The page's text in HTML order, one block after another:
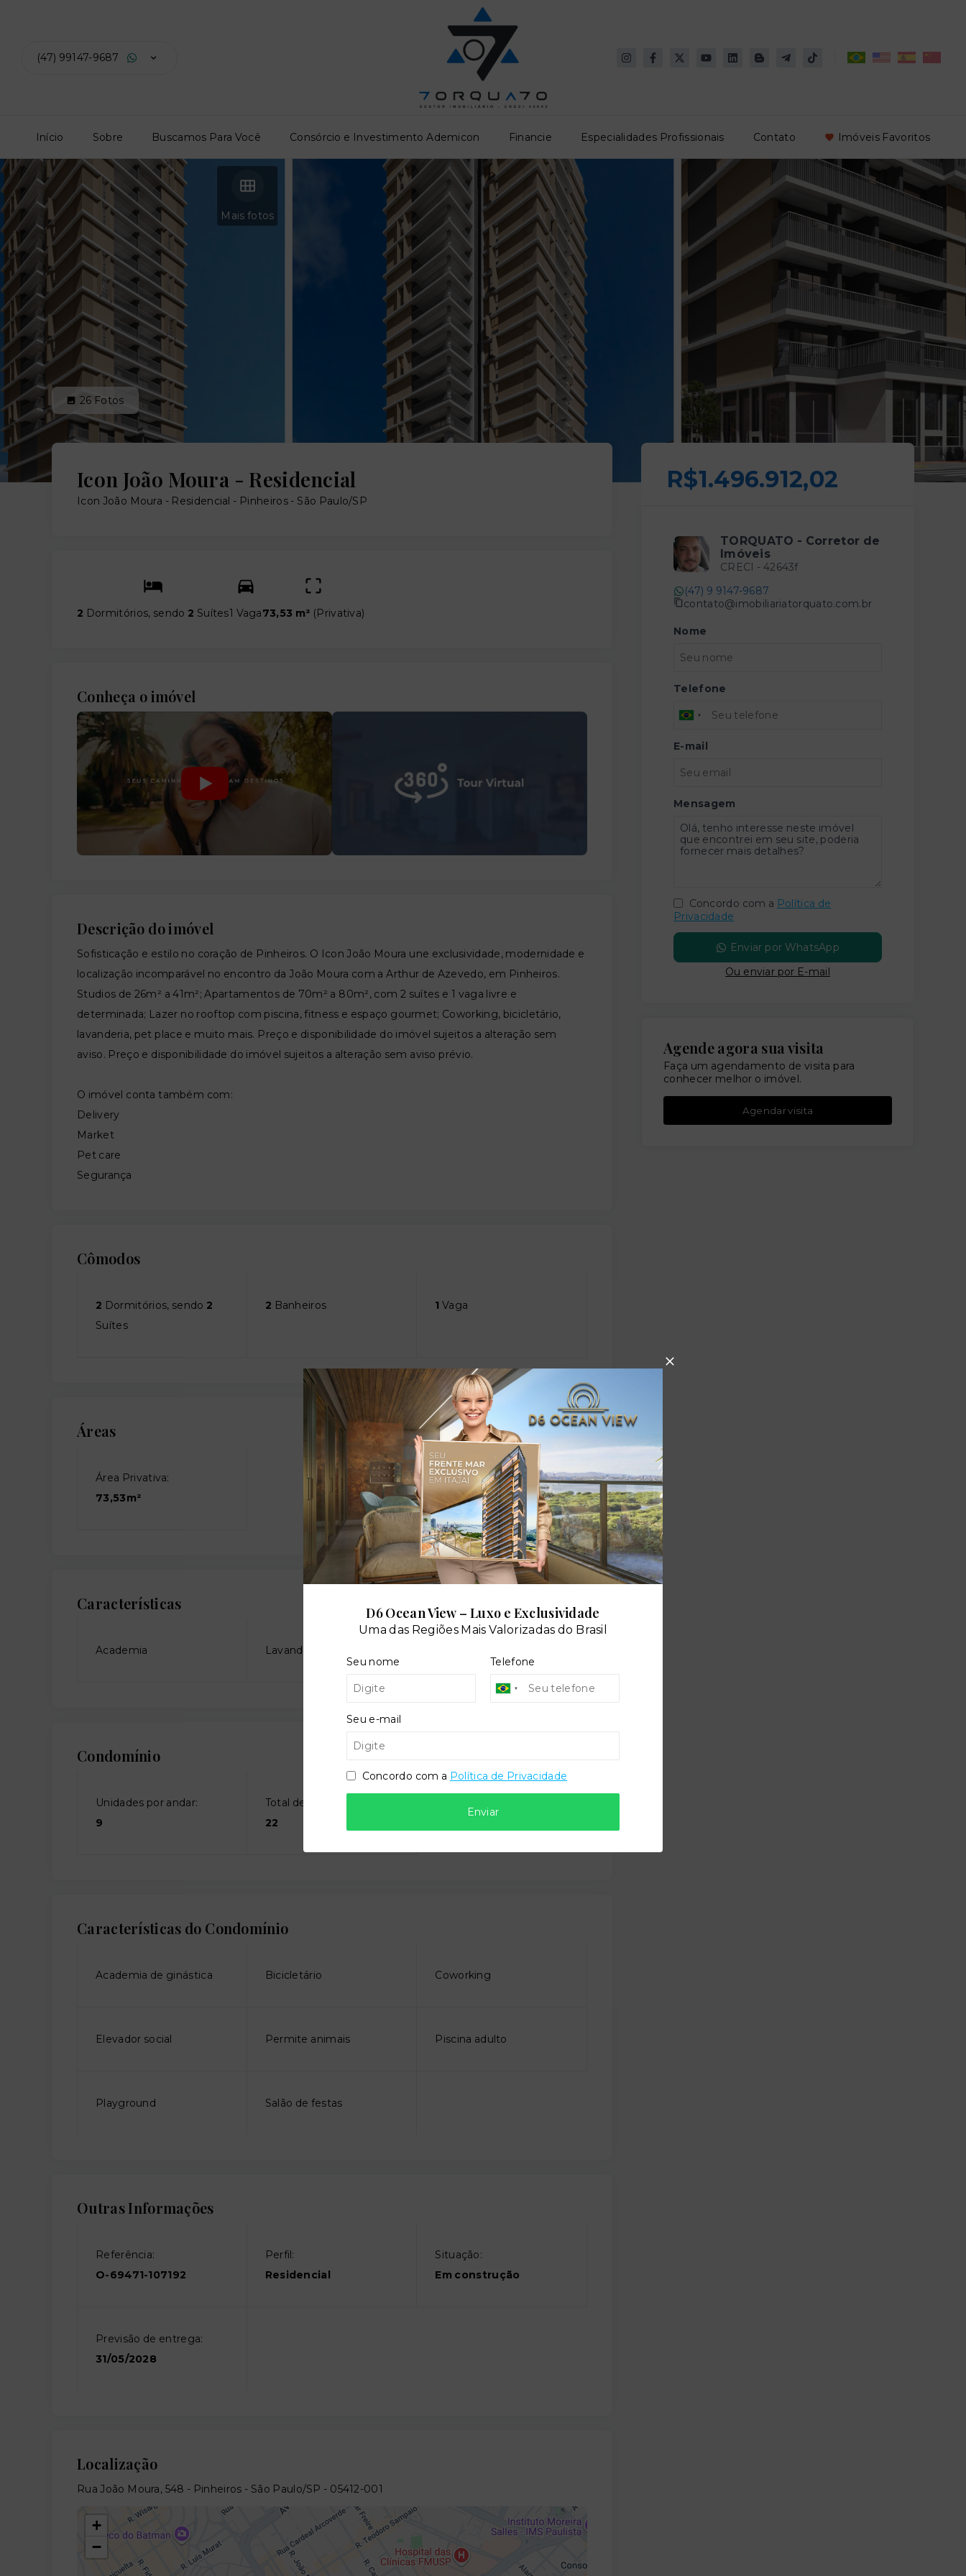
(47) 99147-9687
Início Sobre Buscamos Para Você Consórcio e Investimento Ademicon Financie Especialidades Profissionais Contato Imóveis Favoritos
Mais fotos
26 Fotos
Icon João Moura - Residencial
Icon João Moura - Residencial - Pinheiros - São Paulo/SP
2 Dormitórios, sendo 2 Suítes1 Vaga73,53 m² (Privativa)
Conheça o imóvel
Descrição do imóvel
Sofisticação e estilo no coração de Pinheiros. O Icon João Moura une exclusividade, modernidade e
localização incomparável no encontro da João Moura com a Arthur de Azevedo, em Pinheiros.
Studios de 26m² a 41m²; Apartamentos de 70m² a 80m², com 2 suítes e 1 vaga livre e
determinada; Lazer no rooftop com piscina, fitness e espaço gourmet; Coworking, bicicletário,
lavanderia, pet place e muito mais. Preço e disponibilidade do imóvel sujeitos a alteração sem
aviso. Preço e disponibilidade do imóvel sujeitos a alteração sem aviso prévio.
O imóvel conta também com:
Delivery
Market
Pet care
Segurança
Cômodos
2 Dormitórios, sendo 2
Suítes
2 Banheiros 1 Vaga
Áreas
Área Privativa:
73,53m²
Características
Academia Lavanderia
Condomínio
Unidades por andar:
9
Total de andares:
22
Características do Condomínio
Academia de ginástica Bicicletário Coworking
Elevador social Permite animais Piscina adulto
Playground Salão de festas
Outras Informações
Referência:
O-69471-107192
Perfil:
Residencial
Situação:
Em construção
Previsão de entrega:
31/05/2028
Localização
Rua João Moura, 548 - Pinheiros - São Paulo/SP - 05412-001
+
−
R$1.496.912,02
TORQUATO - Corretor de
Imóveis
CRECI - 42643f
(47) 9 9147-9687
contato@imobiliariatorquato.com.br
Nome
Telefone
E-mail
Mensagem
Concordo com a Política de
Privacidade
Enviar por WhatsApp
Ou enviar por E-mail
Agende agora sua visita
Faça um agendamento de visita para
conhecer melhor o imóvel.
Agendar visita
D6 Ocean View – Luxo e Exclusividade
Uma das Regiões Mais Valorizadas do Brasil
Seu nome Telefone
Seu e-mail
Concordo com a Política de Privacidade
Enviar